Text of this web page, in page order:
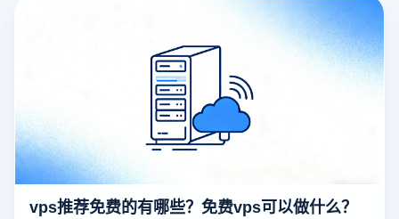
vps推荐免费的有哪些？免费vps可以做什么？